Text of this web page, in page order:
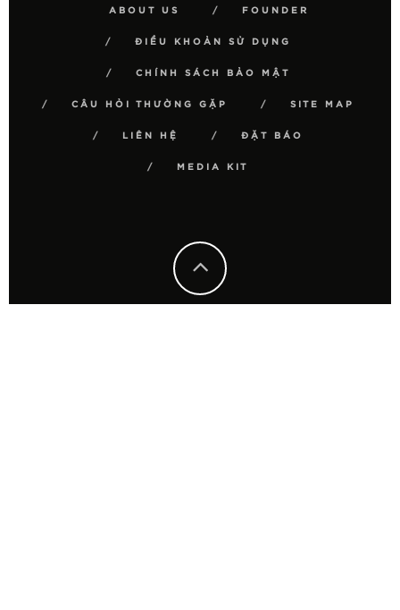
ABOUT US FOUNDER
ĐIỀU KHOẢN SỬ DỤNG
CHÍNH SÁCH BẢO MẬT
CÂU HỎI THƯỜNG GẶP SITE MAP
LIÊN HỆ ĐẶT BÁO
MEDIA KIT